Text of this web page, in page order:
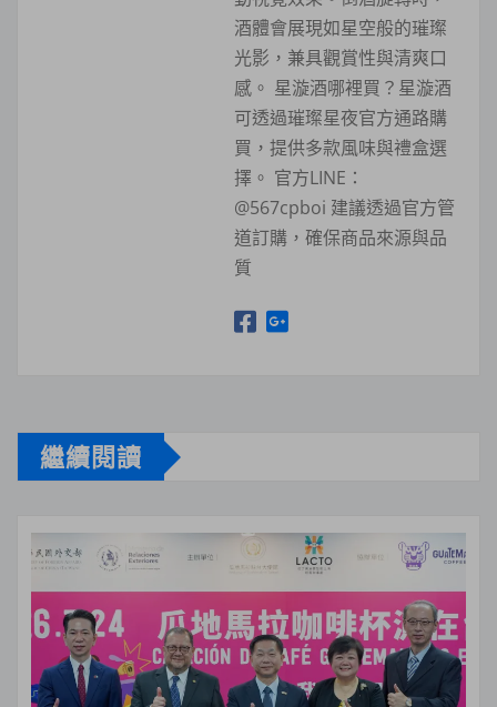
酒體會展現如星空般的璀璨
光影，兼具觀賞性與清爽口
感。 星漩酒哪裡買？星漩酒
可透過璀璨星夜官方通路購
買，提供多款風味與禮盒選
擇。 官方LINE：
@567cpboi 建議透過官方管
道訂購，確保商品來源與品
質
繼續閱讀